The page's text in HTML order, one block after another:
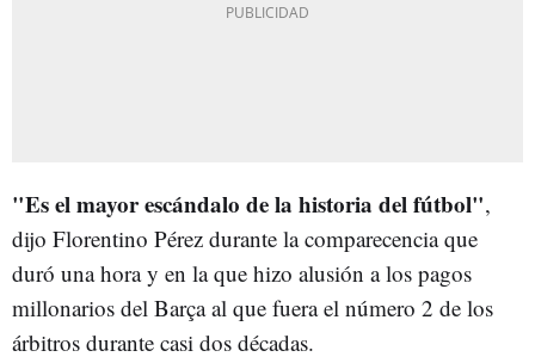
"Es el mayor escándalo de la historia del fútbol",
dijo Florentino Pérez durante la comparecencia que
duró una hora y en la que hizo alusión a los pagos
millonarios del Barça al que fuera el número 2 de los
árbitros durante casi dos décadas.